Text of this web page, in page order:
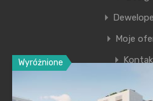
Wyróżnione
Moje